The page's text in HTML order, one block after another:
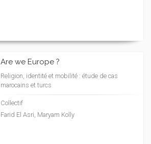
Are we Europe ?
Religion, identité et mobilité : étude de cas
marocains et turcs
Collectif
Farid El Asri, Maryam Kolly